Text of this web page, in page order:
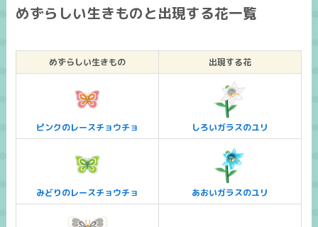
めずらしい生きものと出現する花一覧
めずらしい生きもの 出現する花
ピンクのレースチョウチョ しろいガラスのユリ
みどりのレースチョウチョ あおいガラスのユリ